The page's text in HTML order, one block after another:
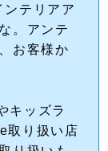
テリアア
。アンテ
お客様か
キッズラ
取り扱い店